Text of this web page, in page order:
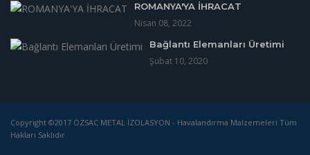
ROMANYA'YA İHRACAT
Nisan 08, 2022
Bağlantı Elemanları Üretimi
Şubat 10, 2020
Copyright ©2017 ÖZSAC METAL İZOLASYON - Havalandırma Malzemeleri Tüm
Hakları Saklıdır.